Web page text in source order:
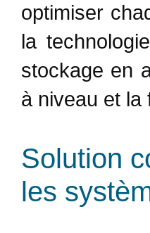
optimiser
la
stockage en
à niveau et la
Solution
les